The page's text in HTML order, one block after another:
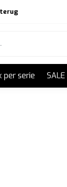
per serie SALE